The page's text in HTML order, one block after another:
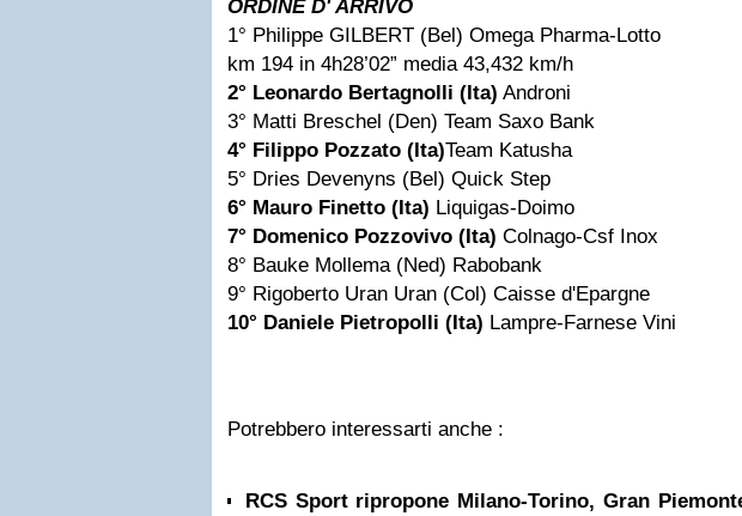
ORDINE D' ARRIVO
1° Philippe GILBERT (Bel) Omega Pharma-Lotto
km 194 in 4h28’02” media 43,432 km/h
2° Leonardo Bertagnolli (Ita) Androni
3° Matti Breschel (Den) Team Saxo Bank
4° Filippo Pozzato (Ita)Team Katusha
5° Dries Devenyns (Bel) Quick Step
6° Mauro Finetto (Ita) Liquigas-Doimo
7° Domenico Pozzovivo (Ita) Colnago-Csf Inox
8° Bauke Mollema (Ned) Rabobank
9° Rigoberto Uran Uran (Col) Caisse d'Epargne
10° Daniele Pietropolli (Ita) Lampre-Farnese Vini
Potrebbero interessarti anche :
RCS Sport ripropone Milano-Torino, Gran